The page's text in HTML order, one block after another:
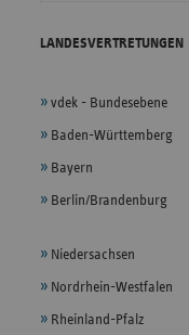
LANDESVERTRETUNGEN
vdek - Bundesebene
Baden-Württemberg
Bayern
Berlin/Brandenburg
Niedersachsen
Nordrhein-Westfalen
Rheinland-Pfalz